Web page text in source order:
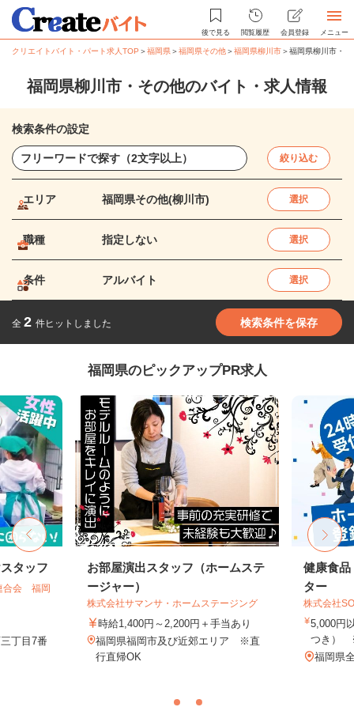
後で見る 閲覧履歴 会員登録 メニュー
クリエイトバイト・パート求人TOP ＞福岡県＞福岡県その他＞福岡県柳川市＞福岡県柳川市・
福岡県柳川市・その他のバイト・求人情報
検索条件の設定
絞り込む
エリア 福岡県その他(柳川市) 選択
職種 指定しない 選択
条件 アルバイト 選択
全 2 件ヒットしました 検索条件を保存
福岡県のピックアップPR求人
タッフ
合会 福岡
丁目7番
お部屋演出スタッフ（ホームステ
ージャー）
株式会社サマンサ・ホームステージング
時給1,400円～2,200円＋手当あり
福岡県福岡市及び近郊エリア ※直
行直帰OK
健康食品
ター
株式会社
5,000円
つき）
福岡県